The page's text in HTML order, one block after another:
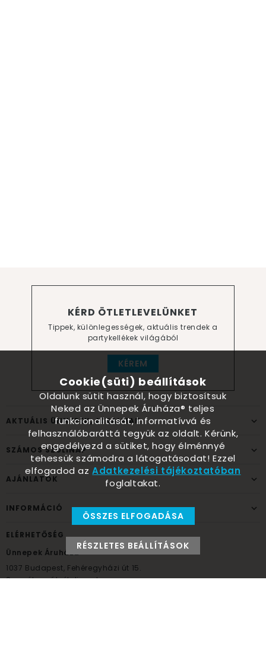
KÉRD ÖTLETLEVELÜNKET
Tippek, különlegességek, aktuális trendek a
partykellékek világából
KÉREM
AKTUÁLIS ÜNNEPEK, ALKALMAK
SZÁMOS SZÜLINAP
AJÁNLATOK
INFORMÁCIÓ
ELÉRHETŐSÉG
Ünnepek Áruháza
1037 Budapest, Fehéregyházi út 15.
Személyes átvételi pont
Cookie(süti) beállítások
Oldalunk sütit használ, hogy biztosítsuk
Neked az Ünnepek Áruháza® teljes
funkcionalitását, informatívvá és
felhasználóbaráttá tegyük az oldalt. Kérünk,
engedélyezd a sütiket, hogy élménnyé
tehessük számodra a látogatásodat! Ezzel
elfogadod azAdatkezelési tájékoztatóban
foglaltakat.
ÖSSZES ELFOGADÁSA
RÉSZLETES BEÁLLÍTÁSOK